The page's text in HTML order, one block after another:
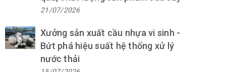
21/07/2026
Xưởng sản xuất cầu nhựa vi sinh -
Bứt phá hiệu suất hệ thống xử lý
nước thải